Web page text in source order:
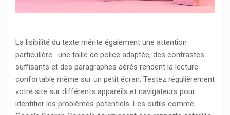
La lisibilité du texte mérite également une attention
particulière : une taille de police adaptée, des contrastes
suffisants et des paragraphes aérés rendent la lecture
confortable même sur un petit écran. Testez régulièrement
votre site sur différents appareils et navigateurs pour
identifier les problèmes potentiels. Les outils comme